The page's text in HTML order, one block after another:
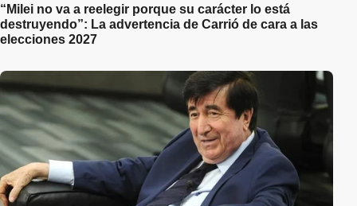
“Milei no va a reelegir porque su carácter lo está
destruyendo”: La advertencia de Carrió de cara a las
elecciones 2027